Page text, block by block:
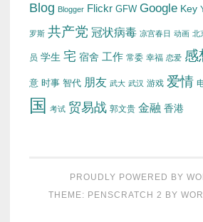
Blog Blogger Flickr GFW Google Key
罗斯 共产党 冠状病毒 凉宫春日 动画 北
员 学生 宅 宿舍 工作 常委 幸福 恋爱 感
意 时事 智代 朋友 武大 武汉 游戏 爱情
国
考试 贸易战 郭文贵 金融 香港
PROUDLY POWERED BY
THEME: PENSCRATCH 2 BY